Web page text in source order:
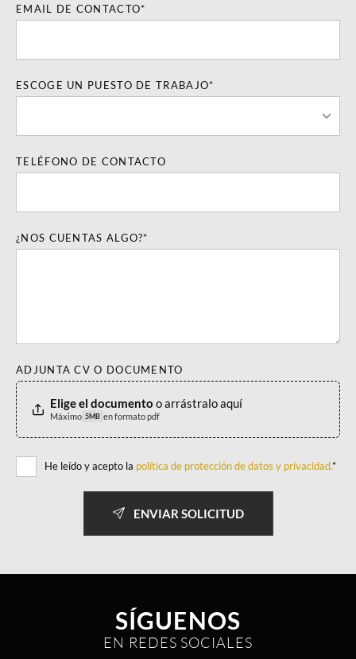
EMAIL DE CONTACTO*
ESCOGE UN PUESTO DE TRABAJO*
TELÉFONO DE CONTACTO
¿NOS CUENTAS ALGO?*
ADJUNTA CV O DOCUMENTO
Elige el documento o arrástralo aquí
Máximo 5MB en formato pdf
He leído y acepto la política de protección de datos y privacidad.*
ENVIAR SOLICITUD
SÍGUENOS
EN REDES SOCIALES